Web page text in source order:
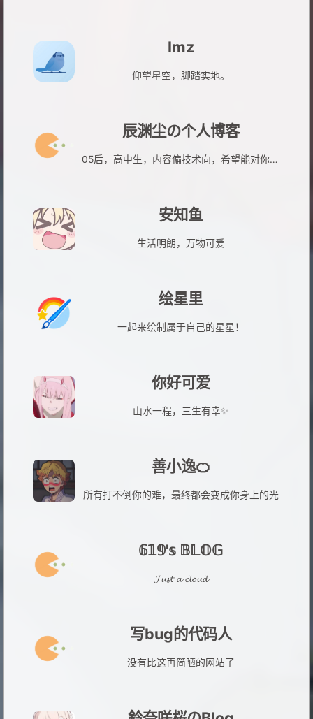
Imz
仰望星空，脚踏实地。
辰渊尘の个人博客
05后，高中生，内容偏技术向，希望能对你有用QwQ
安知鱼
生活明朗，万物可爱
绘星里
一起来绘制属于自己的星星！
你好可爱
山水一程，三生有幸✨
善小逸🍊
所有打不倒你的难，最终都会变成你身上的光
𝟞𝟙𝟡'𝕤 𝔹𝕃𝕆𝔾
𝓙𝓾𝓼𝓽 𝓪 𝓬𝓵𝓸𝓾𝓭
写bug的代码人
没有比这再简陋的网站了